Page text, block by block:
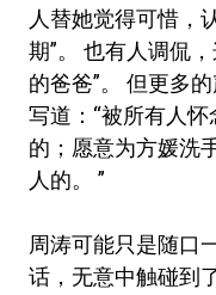
人替她觉得可惜，
期”。 也有人调侃
的爸爸”。 但更多
写道：“被所有人
的；愿意为方媛洗
人的。 ”
周涛可能只是随口
话，无意中触碰到